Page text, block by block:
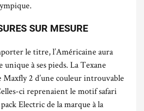
SUR MESURE
le titre, l’Américaine aura
à ses pieds. La Texane
2 d’une couleur introuvable
ci reprenaient le motif safari
Electric de la marque à la